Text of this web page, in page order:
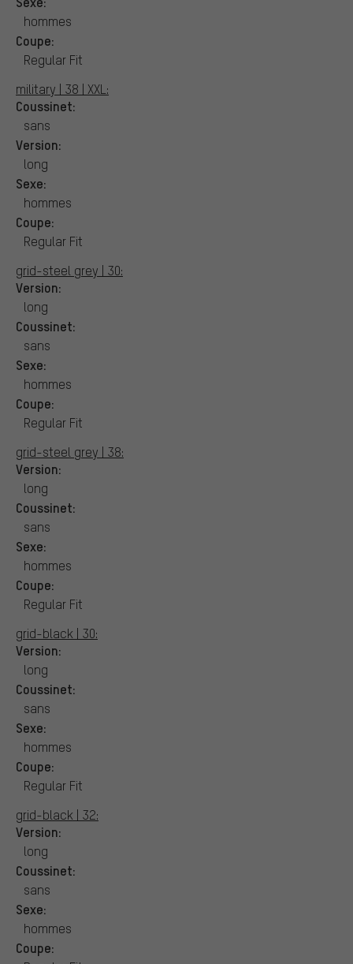
hommes
Coupe:
Regular Fit
military | 38 | XXL:
Coussinet:
sans
Version:
long
Sexe:
hommes
Coupe:
Regular Fit
grid-steel grey | 30:
Version:
long
Coussinet:
sans
Sexe:
hommes
Coupe:
Regular Fit
grid-steel grey | 38:
Version:
long
Coussinet:
sans
Sexe:
hommes
Coupe:
Regular Fit
grid-black | 30:
Version:
long
Coussinet:
sans
Sexe:
hommes
Coupe:
Regular Fit
grid-black | 32:
Version:
long
Coussinet:
sans
Sexe:
hommes
Coupe: